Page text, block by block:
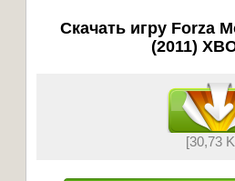
Скачать игру Forza
(2011)
[30,73